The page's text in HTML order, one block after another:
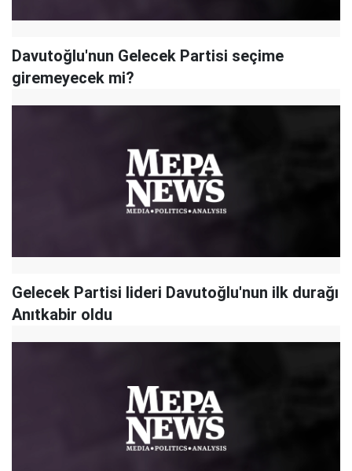
Davutoğlu'nun Gelecek Partisi seçime
giremeyecek mi?
Gelecek Partisi lideri Davutoğlu'nun ilk durağı
Anıtkabir oldu